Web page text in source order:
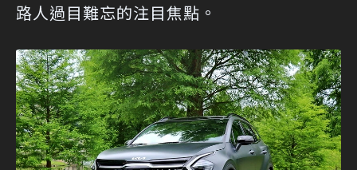
路人過目難忘的注目焦點。